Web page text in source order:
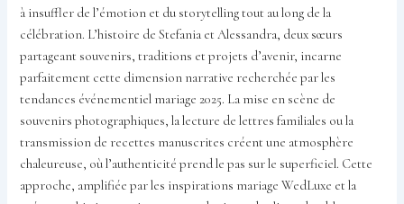
à insuffler de l’émotion et du storytelling tout au long de la
célébration. L’histoire de Stefania et Alessandra, deux sœurs
partageant souvenirs, traditions et projets d’avenir, incarne
parfaitement cette dimension narrative recherchée par les
tendances événementiel mariage 2025. La mise en scène de
souvenirs photographiques, la lecture de lettres familiales ou la
transmission de recettes manuscrites créent une atmosphère
chaleureuse, où l’authenticité prend le pas sur le superficiel. Cette
approche, amplifiée par les inspirations mariage WedLuxe et la